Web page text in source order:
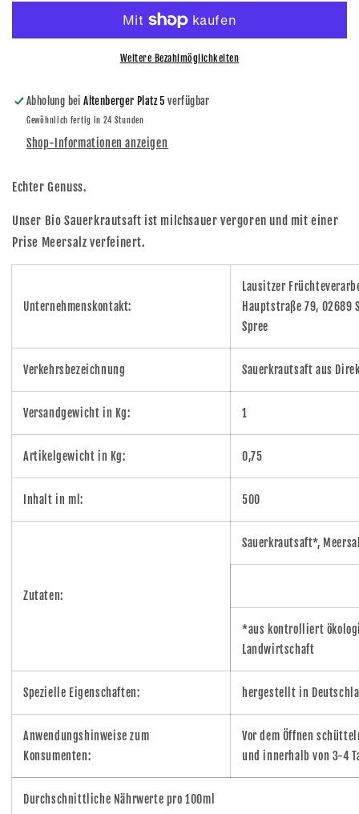
500ml
Sauerkrautsaft
500ml
Weitere Bezahlmöglichkeiten
Abholung beiAltenberger Platz 5 verfügbar
Gewöhnlich fertig in 24 Stunden
Shop-Informationen anzeigen
Echter Genuss.
Unser Bio Sauerkrautsaft ist milchsauer vergoren und mit einer
Prise Meersalz verfeinert.
Unternehmenskontakt:
Lausitzer
Hauptstraße 79, 02689
Spree
Verkehrsbezeichnung Sauerkrautsaft aus
Versandgewicht in Kg: 1
Artikelgewicht in Kg: 0,75
Inhalt in ml: 500
Zutaten:
Sauerkrautsaft*,
*aus kontrolliert
Landwirtschaft
Spezielle Eigenschaften: hergestellt in
Anwendungshinweise zum
Konsumenten:
Vor dem Öffnen
und innerhalb von 3-4
Durchschnittliche Nährwerte pro 100ml